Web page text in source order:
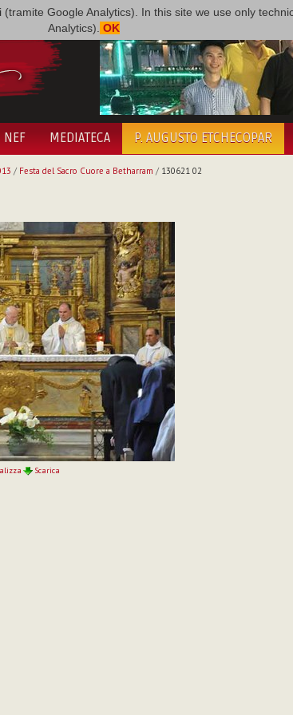
Google Analytics). In this site we use only
Analytics). OK
NEF MEDIATECA P. AUGUSTO ETCHECOPAR
/ Festa del Sacro Cuore a Betharram / 130621 02
Scarica